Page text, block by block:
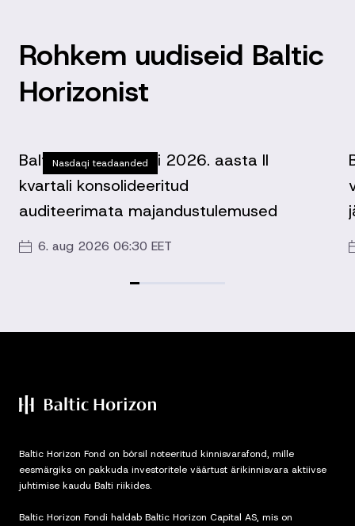
Rohkem uudiseid Baltic
Horizonist
Nasdaqi teadaanded
Baltic Horizon Fondi 2026. aasta II
kvartali konsolideeritud
auditeerimata majandustulemused
6. aug 2026 06:30 EET
Baltic Horizon Fond on börsil noteeritud kinnisvarafond, mille
eesmärgiks on pakkuda investoritele väärtust ärikinnisvara aktiivse
juhtimise kaudu Balti riikides.
Baltic Horizon Fondi haldab Baltic Horizon Capital AS, mis on